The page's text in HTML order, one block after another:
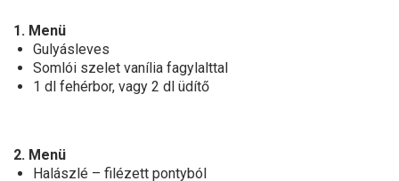
1. Menü
Gulyásleves
Somlói szelet vanília fagylalttal
1 dl fehérbor, vagy 2 dl üdítő
2. Menü
Halászlé – filézett pontyból